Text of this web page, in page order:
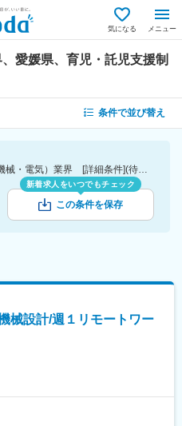
気になる メニュー
愛媛県、育児・託児支援制
条件で並び替え
[勤務地]愛媛県 [業種]メーカー（機械・電気）業界 [詳細条件](待遇・福利厚生)育児・託児支援制度
新着求人をいつでもチェック
この条件を保存
械設計/週１リモートワー